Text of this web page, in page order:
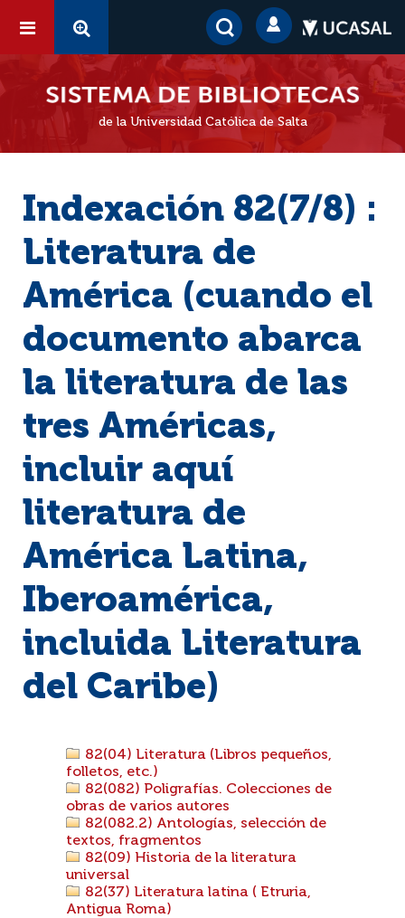
de la Universidad Católica de Salta
Indexación 82(7/8) :
Literatura de
América (cuando el
documento abarca
la literatura de las
tres Américas,
incluir aquí
literatura de
América Latina,
Iberoamérica,
incluida Literatura
del Caribe)
82(04) Literatura (Libros pequeños,
folletos, etc.)
82(082) Poligrafías. Colecciones de
obras de varios autores
82(082.2) Antologías, selección de
textos, fragmentos
82(09) Historia de la literatura
universal
82(37) Literatura latina ( Etruria,
Antigua Roma)